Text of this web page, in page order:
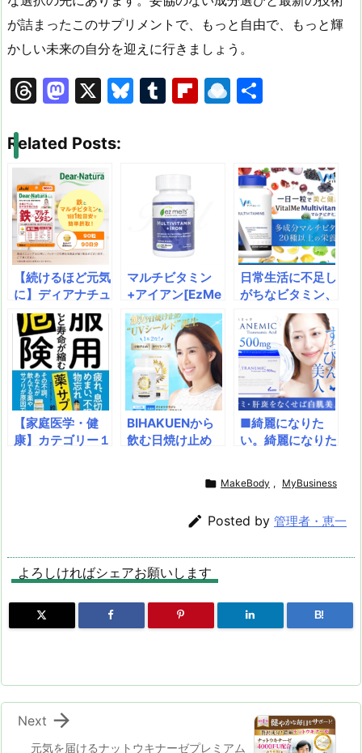
が詰まったこのサプリメントで、もっと自由で、もっと輝
かしい未来の自分を迎えに行きましょう。
T
e
a
d
s
M
st
o
d
o
n
X
Bl T
bl
r
Fl R
dr
o
p.
io
Related Posts:
【続けるほど元気
に】ディアナチュ
ラ「鉄×マルチビ
タミン」で貧血・
だるさを集中ケ
ア！1日1粒で14
種のビタミンも同
時補給。国内工場
生産の安心サプリ
で、忙しい女性の
美容と活力をサポ
マルチビタミン
+アイアン[EzMe
lts社製] エネルギ
ーレベルを健康的
に維持する働き
や、抗酸化作用に
よる健康サポート
が期待できます。
本品は口の中で素
早く溶けるチェリ
ー味です。
日常生活に不足し
がちなビタミン、
ミネラルをはじ
め、20種以上の
栄養素が含まれる
サプリメント、手
軽に栄養補給が可
能。美容にいい成
分もカバーしてお
り、女性も必見で
す。健康維持やエ
【家庭医学・健
康】カテゴリー１
鈴木祐。出版して
１５カ月目の快
BIHAKUENから
飲む日焼け止め
を行く飲む日焼け
と美白を同時に実
■綺麗になりた
い。綺麗になりた
抑制♪あのトラン
ラネキサム酸を配
 MakeBody , MyBusiness
 Posted by 管理者・恵一
よろしければシェアお願いします
B!
元気を届けるナットウキナーゼプレミアム

Next